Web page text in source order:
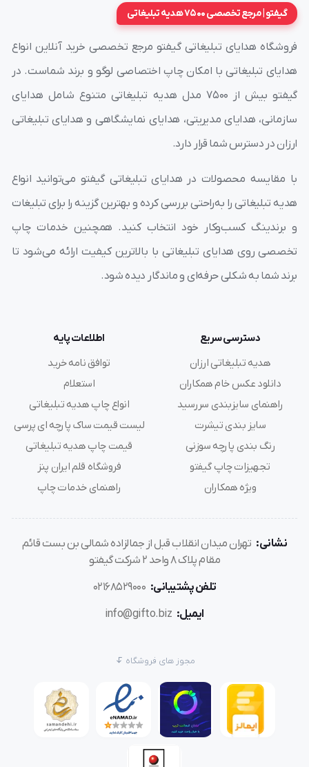
گیفتو | مرجع تخصصی 7500 هدیه تبلیغاتی
فروشگاه هدایای تبلیغاتی گیفتو مرجع تخصصی خرید آنلاین انواع
هدایای تبلیغاتی با امکان چاپ اختصاصی لوگو و برند شماست. در
گیفتو بیش از ۷۵۰۰ مدل هدیه تبلیغاتی متنوع شامل هدایای
سازمانی، هدایای مدیریتی، هدایای نمایشگاهی و هدایای تبلیغاتی
ارزان در دسترس شما قرار دارد.
با مقایسه محصولات در هدایای تبلیغاتی گیفتو می‌توانید انواع
هدیه تبلیغاتی را به‌راحتی بررسی کرده و بهترین گزینه را برای تبلیغات
و برندینگ کسب‌وکار خود انتخاب کنید. همچنین خدمات چاپ
تخصصی روی هدایای تبلیغاتی با بالاترین کیفیت ارائه می‌شود تا
برند شما به شکلی حرفه‌ای و ماندگار دیده شود.
دسترسی سریع
هدیه تبلیغاتی ارزان
دانلود عکس خام همکاران
راهنمای سایزبندی سررسید
سایز بندی تیشرت
رنگ بندی پارچه سوزنی
تجهیزات چاپ گیفتو
ویژه همکاران
اطلاعات پایه
توافق نامه خرید
استعلام
انواع چاپ هدیه تبلیغاتی
لیست قیمت ساک پارچه ای پرسی
قیمت چاپ هدیه تبلیغاتی
فروشگاه قلم ایران پنز
راهنمای خدمات چاپ
نشانی: تهران میدان انقلاب قبل از جمالزاده شمالی بن بست قائم
مقام پلاک 8 واحد 2 شرکت گیفتو
تلفن پشتیبانی: 02168529000
ایمیل: info@gifto.biz
مجوز های فروشگاه